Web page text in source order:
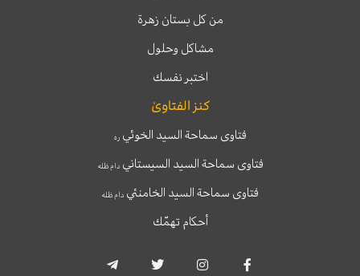
من كل بستان زهرة
مشاكل وحلول
اختبر نفسك
كنز الفتاوىٰ
فتاوى سماحة السيد الخوئيره
فتاوى سماحة السيد السيستانيدام ظله
فتاوى سماحة السيد الخامنئي دام ظله
أحكام تهمّك
a
c
s
i
l